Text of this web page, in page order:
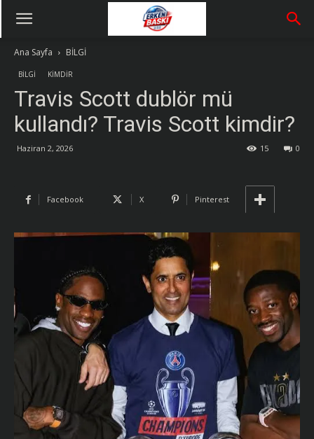
Ana Sayfa BİLGİ
BİLGİ KİMDİR
Travis Scott dublör mü
kullandı? Travis Scott kimdir?
Haziran 2, 2026 0
15
Facebook X Pinterest